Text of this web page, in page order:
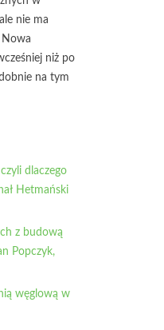
nie ma
niż po
na tym
dlaczego
Hetmański
z budową
Popczyk,
węglową w